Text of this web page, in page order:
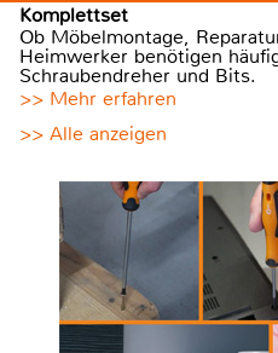
Komplettset
Ob Möbelmontage,
Heimwerker benötigen
Schraubendreher und Bits.
>> Mehr erfahren
>> Alle anzeigen